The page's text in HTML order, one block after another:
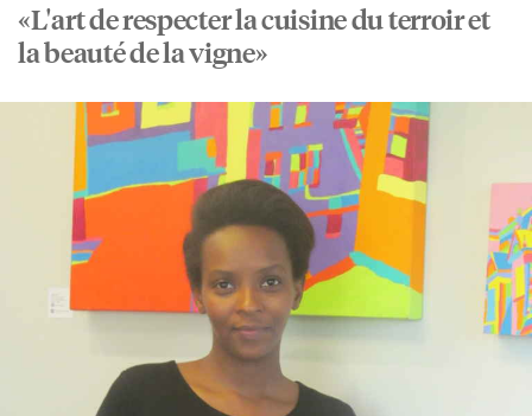
«L'art de respecter la cuisine du terroir et
la beauté de la vigne»